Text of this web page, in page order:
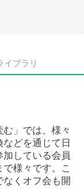
イブラリ
」では、様々
どを通じて日
している会員
様々です。こ
くオフ会も開